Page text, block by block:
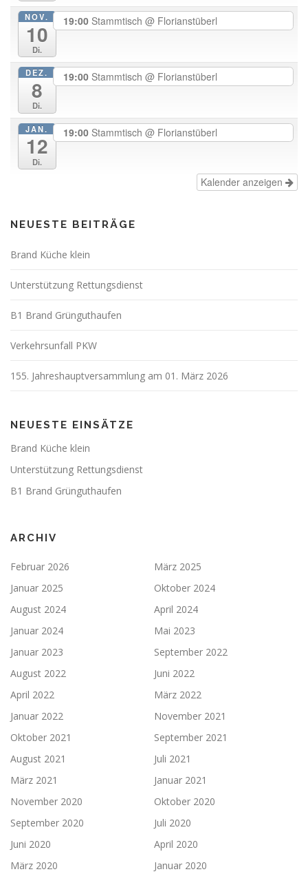
NOV.
10
Di.
19:00 Stammtisch @ Florianstüberl
DEZ.
8
Di.
19:00 Stammtisch @ Florianstüberl
JAN.
12
Di.
19:00 Stammtisch @ Florianstüberl
Kalender anzeigen
NEUESTE BEITRÄGE
Brand Küche klein
Unterstützung Rettungsdienst
B1 Brand Grünguthaufen
Verkehrsunfall PKW
155. Jahreshauptversammlung am 01. März 2026
NEUESTE EINSÄTZE
Brand Küche klein
Unterstützung Rettungsdienst
B1 Brand Grünguthaufen
ARCHIV
Februar 2026
März 2025
Januar 2025
Oktober 2024
August 2024
April 2024
Januar 2024
Mai 2023
Januar 2023
September 2022
August 2022
Juni 2022
April 2022
März 2022
Januar 2022
November 2021
Oktober 2021
September 2021
August 2021
Juli 2021
März 2021
Januar 2021
November 2020
Oktober 2020
September 2020
Juli 2020
Juni 2020
April 2020
März 2020
Januar 2020